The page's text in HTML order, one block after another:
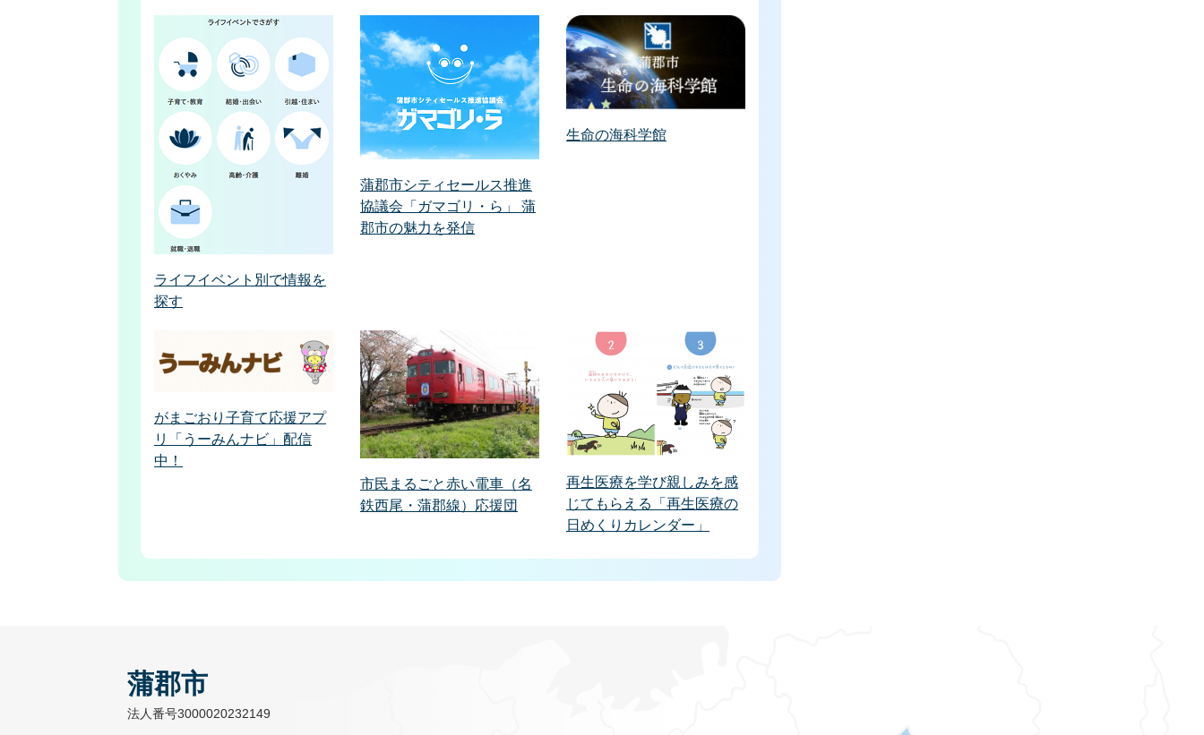
ライフイベント別で情報を
探す
蒲郡市シティセールス推進
協議会「ガマゴリ・ら」 蒲
郡市の魅力を発信
生命の海科学館
がまごおり子育て応援アプ
リ「うーみんナビ」配信
中！
市民まるごと赤い電車（名
鉄西尾・蒲郡線）応援団
再生医療を学び親しみを感
じてもらえる「再生医療の
日めくりカレンダー」
蒲郡市
法人番号3000020232149